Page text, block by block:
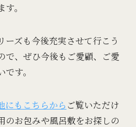
。
ーズも今後充実させて行こう
で、ぜひ今後もご愛顧、ご愛
す。
にもこちらから ご覧いただけ
のお包みや風呂敷をお探しの